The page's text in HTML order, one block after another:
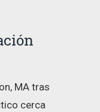
MA tras
cerca